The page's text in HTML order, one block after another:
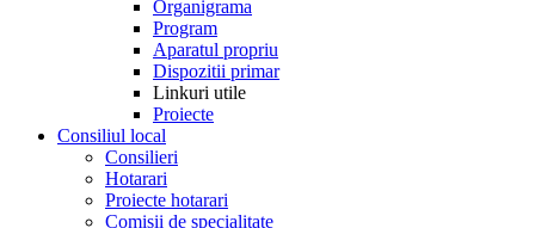
Organigrama
Program
Aparatul propriu
Dispozitii primar
Linkuri utile
Proiecte
Consiliul local
Consilieri
Hotarari
Proiecte hotarari
Comisii de specialitate